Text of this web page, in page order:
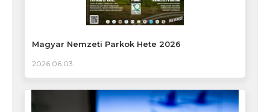
Magyar Nemzeti Parkok Hete 2026
2026.06.03.